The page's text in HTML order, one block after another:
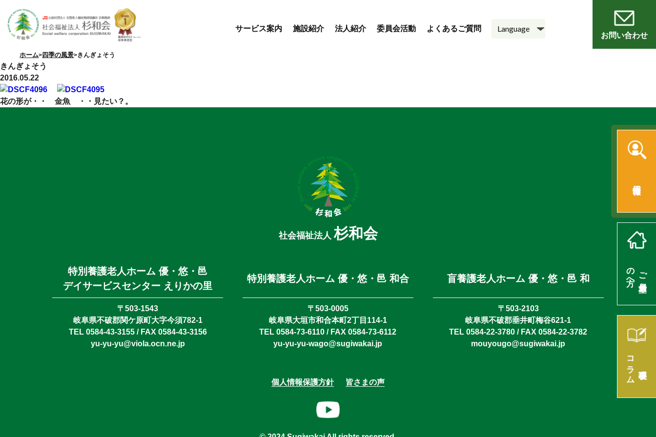
サービス案内 施設紹介 法人紹介 委員会活動 よくあるご質問
お問い合わせ
ご入居希望
の方へ
コラム
ホーム 四季の風景 きんぎょそう
きんぎょそう
2016.05.22
花の形が・・ 金魚 ・・見たい？。
社会福祉法人杉和会
特別養護老人ホーム 優・悠・邑
デイサービスセンター えりかの里
〒503-1543
岐阜県不破郡関ケ原町大字今須782-1
TEL 0584-43-3155 / FAX 0584-43-3156
yu-yu-yu@viola.ocn.ne.jp
特別養護老人ホーム 優・悠・邑 和合
〒503-0005
岐阜県大垣市和合本町2丁目114-1
TEL 0584-73-6110 / FAX 0584-73-6112
yu-yu-yu-wago@sugiwakai.jp
盲養護老人ホーム 優・悠・邑 和
〒503-2103
岐阜県不破郡垂井町梅谷621-1
TEL 0584-22-3780 / FAX 0584-22-3782
mouyougo@sugiwakai.jp
個人情報保護方針 皆さまの声